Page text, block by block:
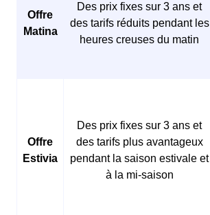
Offre
Matina
Des prix fixes sur 3 ans et
des tarifs réduits pendant les
heures creuses du matin
Offre
Estivia
Des prix fixes sur 3 ans et
des tarifs plus avantageux
pendant la saison estivale et
à la mi-saison